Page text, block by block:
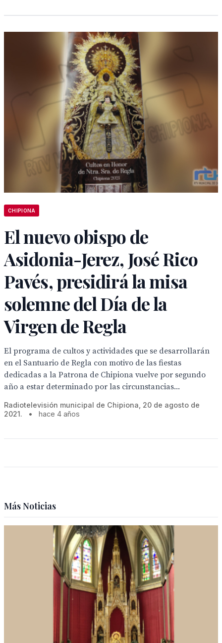
CHIPIONA
El nuevo obispo de
Asidonia-Jerez, José Rico
Pavés, presidirá la misa
solemne del Día de la
Virgen de Regla
El programa de cultos y actividades que se desarrollarán
en el Santuario de Regla con motivo de las fiestas
dedicadas a la Patrona de Chipiona vuelve por segundo
año a estar determinado por las circunstancias...
Radiotelevisión municipal de Chipiona, 20 de agosto de
2021.
• hace 4 años
Más Noticias